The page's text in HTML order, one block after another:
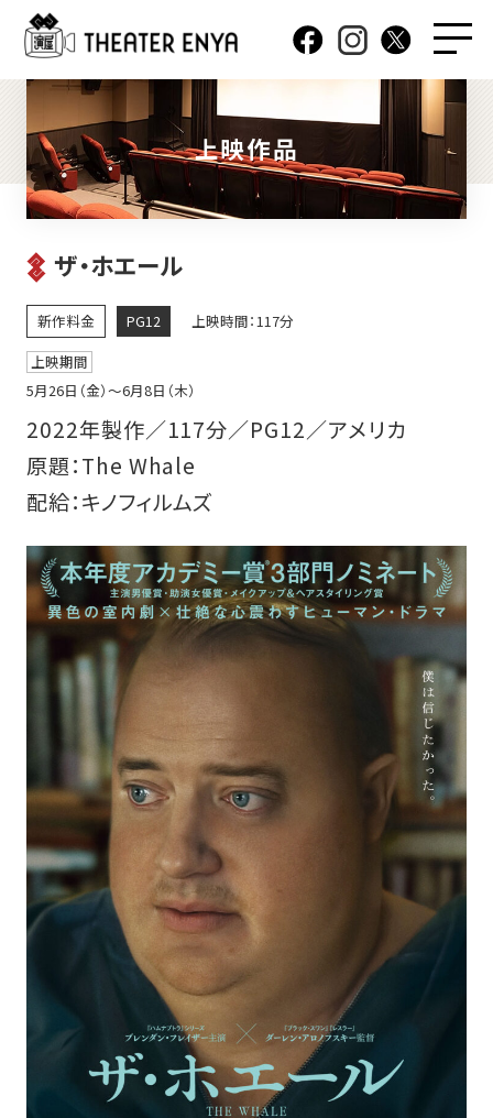
上映作品
ザ・ホエール
新作料金 PG12
上映時間：117分
上映期間
5月26日（金）〜6月8日（木）
2022年製作／117分／PG12／アメリカ
原題：The Whale
配給：キノフィルムズ